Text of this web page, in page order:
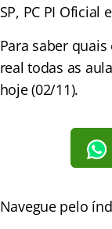
SP, PC PI Oficial
Para saber
real todas as
hoje (02/11).
Navegue pelo